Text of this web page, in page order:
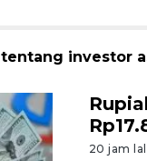
investor
20 jam